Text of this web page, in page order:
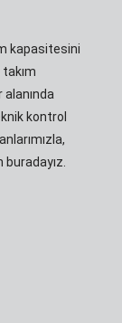
kapasitesini
kontrol